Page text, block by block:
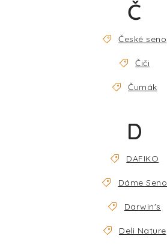
Č
České seno
Čiči
Čumák
D
DAFIKO
Dáme Seno
Darwin's
Deli Nature